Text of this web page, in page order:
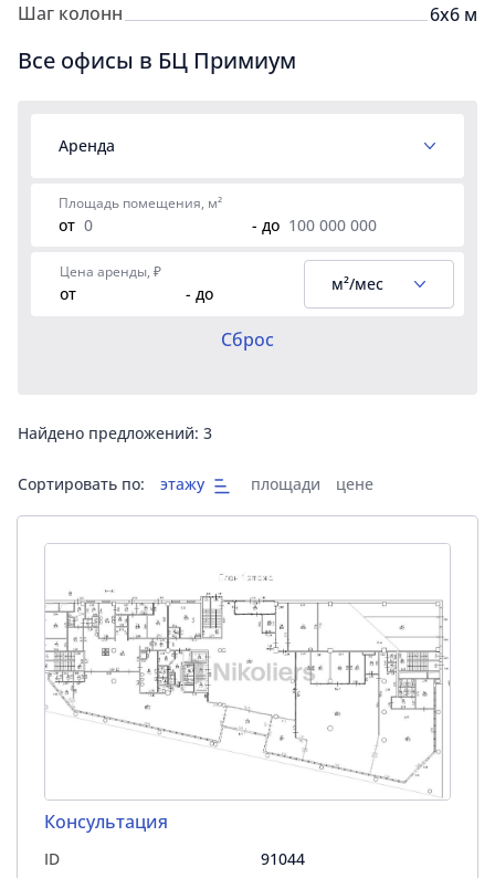
Шаг колонн
6x6 м
Все офисы в БЦ Примиум
Аренда
Площадь помещения, м²
от - до
Цена аренды, ₽
от - до м²/мес
Сброс
Найдено предложений: 3
Сортировать по: этажу площади цене
Консультация
ID
91044